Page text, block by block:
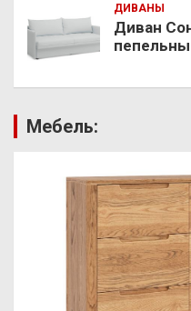
ДИВАНЫ
Диван
Мебель: